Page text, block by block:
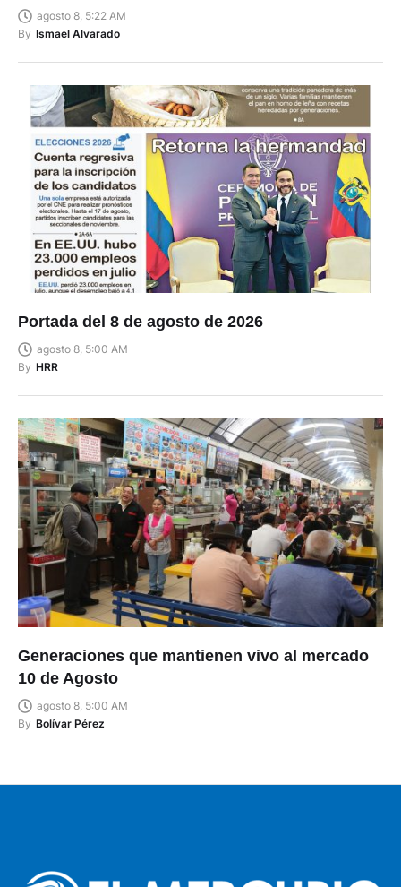
agosto 8, 5:22 AM
By Ismael Alvarado
Portada del 8 de agosto de 2026
agosto 8, 5:00 AM
By HRR
Generaciones que mantienen vivo al mercado
10 de Agosto
agosto 8, 5:00 AM
By Bolívar Pérez